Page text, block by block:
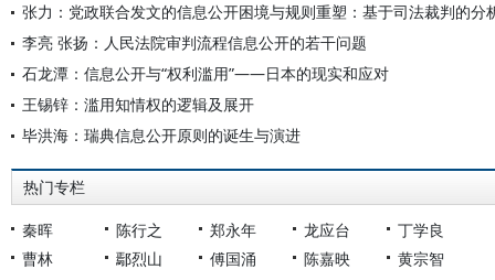
张力：党政联合发文的信息公开困境与规则重塑：基于司法裁判的分
李亮 张扬：人民法院审判流程信息公开的若干问题
石龙潭：信息公开与“权利滥用”——日本的现实和应对
王锡锌：滥用知情权的逻辑及展开
毕洪海：瑞典信息公开原则的诞生与演进
热门专栏
秦晖 陈行之 郑永年 龙应台
丁学良
曹林
鄢烈山 傅国涌 陈嘉映
黄宗智